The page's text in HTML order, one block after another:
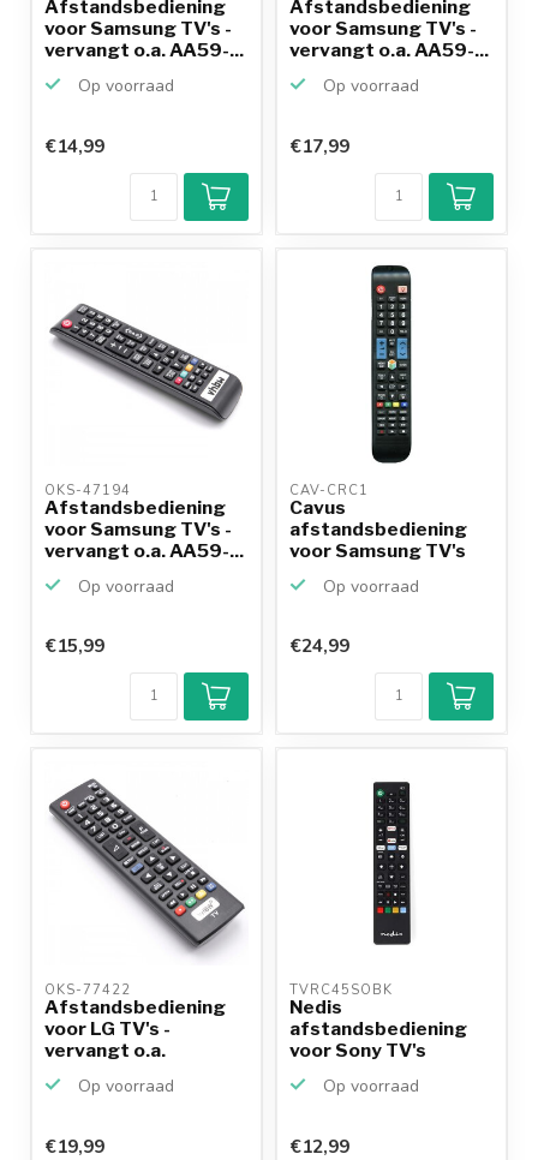
Afstandsbediening
voor Samsung TV's -
vervangt o.a. AA59-...
Op voorraad
€14,99
Afstandsbediening
voor Samsung TV's -
vervangt o.a. AA59-...
Op voorraad
€17,99
OKS-47194
Afstandsbediening
voor Samsung TV's -
vervangt o.a. AA59-...
Op voorraad
€15,99
CAV-CRC1
Cavus
afstandsbediening
voor Samsung TV's
Op voorraad
€24,99
OKS-77422
Afstandsbediening
voor LG TV's -
vervangt o.a.
Op voorraad
€19,99
TVRC45SOBK
Nedis
afstandsbediening
voor Sony TV's
Op voorraad
€12,99